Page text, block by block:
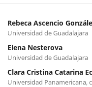
Rebeca Ascencio
Universidad de Guadalajara
Elena Nesterova
Universidad de Guadalajara
Clara Cristina Catarina
Universidad Panamericana,